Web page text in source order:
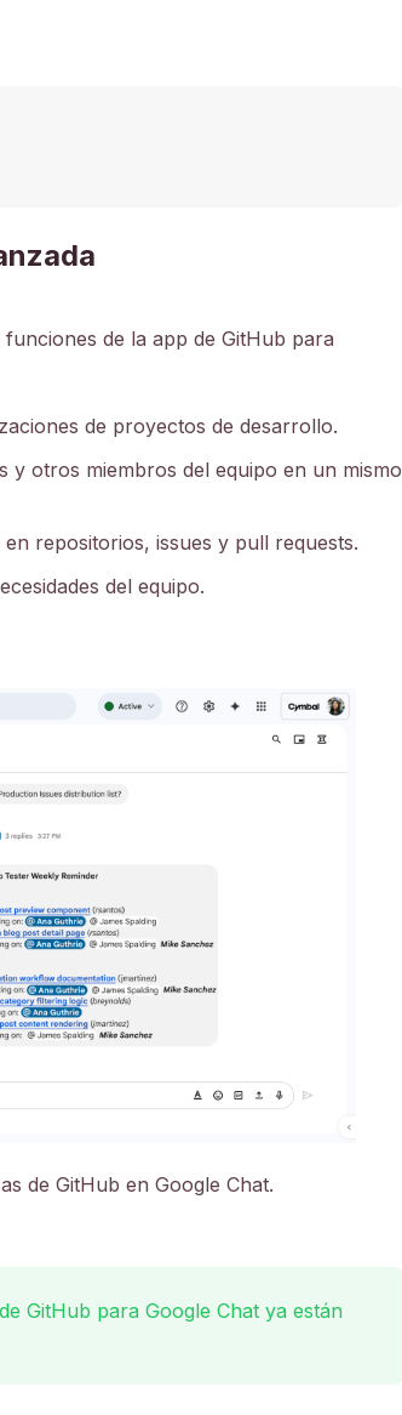
de la app de GitHub para
de proyectos de desarrollo.
otros miembros del equipo en un mismo
repositorios, issues y pull requests.
del equipo.
de GitHub en Google Chat.
GitHub para Google Chat ya están